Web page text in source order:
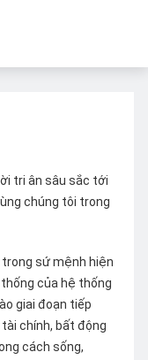
tri ân sâu sắc tới
chúng tôi trong
sứ mệnh hiện
của hệ thống
giai đoạn tiếp
chính, bất động
cách sống,